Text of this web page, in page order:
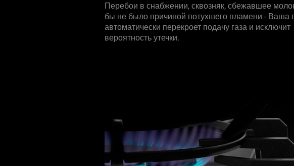
Перебои в снабжении, сквозняк, сбежавшее
бы не было причиной потухшего пламени - Ваша
автоматически перекроет подачу газа и исключит
вероятность утечки.